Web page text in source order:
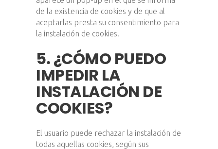
de la existencia de cookies y de que al
aceptarlas presta su consentimiento para
la instalación de cookies.
5. ¿CÓMO PUEDO
IMPEDIR LA
INSTALACIÓN DE
COOKIES?
El usuario puede rechazar la instalación de
todas aquellas cookies, según sus